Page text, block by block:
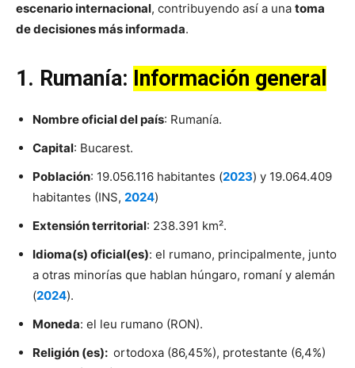
escenario internacional, contribuyendo así a una toma
de decisiones más informada.
1. Rumanía: Información general
Nombre oficial del país: Rumanía.
Capital: Bucarest.
Población: 19.056.116 habitantes (2023) y 19.064.409
habitantes (INS, 2024)
Extensión territorial: 238.391 km².
Idioma(s) oficial(es): el rumano, principalmente, junto
a otras minorías que hablan húngaro, romaní y alemán
(2024).
Moneda: el leu rumano (RON).
Religión (es): ortodoxa (86,45%), protestante (6,4%)